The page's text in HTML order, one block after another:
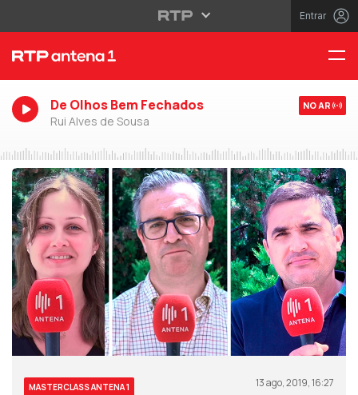
Entrar
De Olhos Bem Fechados
Rui Alves de Sousa
NO AR
MASTERCLASS ANTENA 1 13 ago, 2019, 16:27